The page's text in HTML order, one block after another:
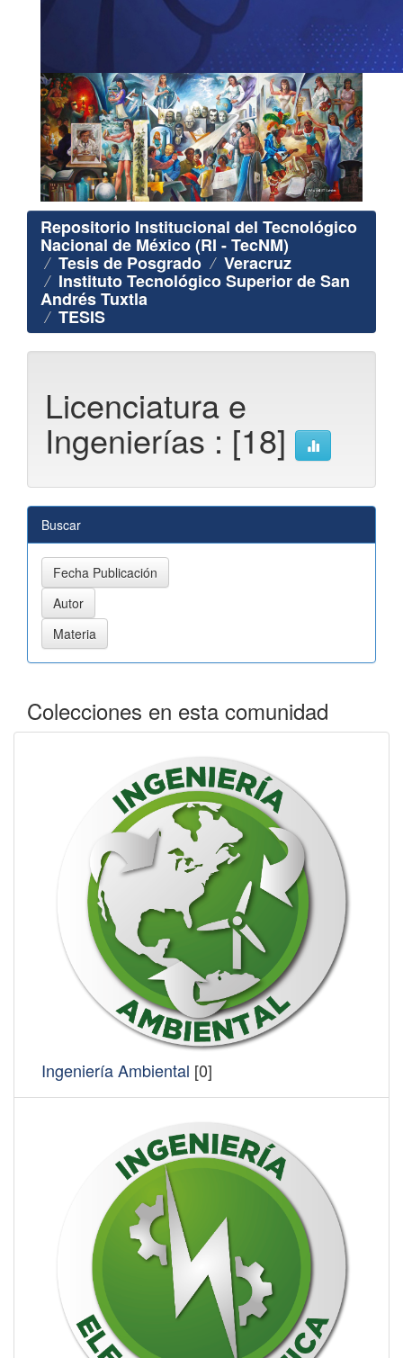
Repositorio Institucional del Tecnológico
Nacional de México (RI - TecNM)
Tesis de Posgrado Veracruz
Instituto Tecnológico Superior de San
Andrés Tuxtla
TESIS
Licenciatura e
Ingenierías : [18]
Buscar
Colecciones en esta comunidad
Ingeniería Ambiental [0]